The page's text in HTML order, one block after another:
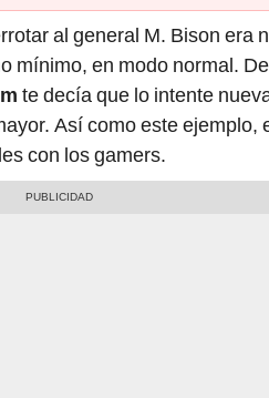
al general M. Bison era
mínimo, en modo normal.
te decía que lo intente
Así como este ejemplo,
con los gamers.